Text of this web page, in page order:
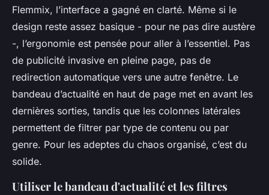
Flemmix, l’interface a gagné en clarté. Même si le
design reste assez basique - pour ne pas dire austère
-, l’ergonomie est pensée pour aller à l’essentiel. Pas
de publicité invasive en pleine page, pas de
redirection automatique vers une autre fenêtre. Le
bandeau d’actualité en haut de page met en avant les
dernières sorties, tandis que les colonnes latérales
permettent de filtrer par type de contenu ou par
genre. Pour les adeptes du chaos organisé, c’est du
solide.
Utiliser le bandeau d'actualité et les filtres